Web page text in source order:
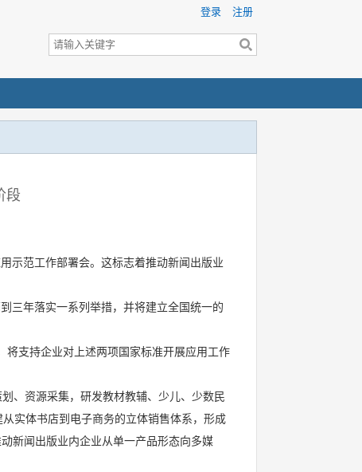
登录 注册
段
示范工作部署会。这标志着推动新闻出版业
三年落实一系列举措，并将建立全国统一的
支持企业对上述两项国家标准开展应用工作
、资源采集，研发教材教辅、少儿、少数民
实体书店到电子商务的立体销售体系，形成
新闻出版业内企业从单一产品形态向多媒